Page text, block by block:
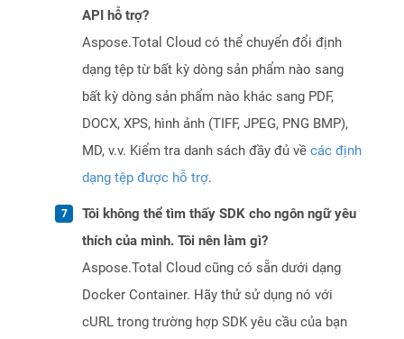
API hỗ trợ?
Aspose.Total Cloud có thể chuyển đổi định
dạng tệp từ bất kỳ dòng sản phẩm nào sang
bất kỳ dòng sản phẩm nào khác sang PDF,
DOCX, XPS, hình ảnh (TIFF, JPEG, PNG BMP),
MD, v.v. Kiểm tra danh sách đầy đủ về các định
dạng tệp được hỗ trợ.
Tôi không thể tìm thấy SDK cho ngôn ngữ yêu
thích của mình. Tôi nên làm gì?
Aspose.Total Cloud cũng có sẵn dưới dạng
Docker Container. Hãy thử sử dụng nó với
cURL trong trường hợp SDK yêu cầu của bạn